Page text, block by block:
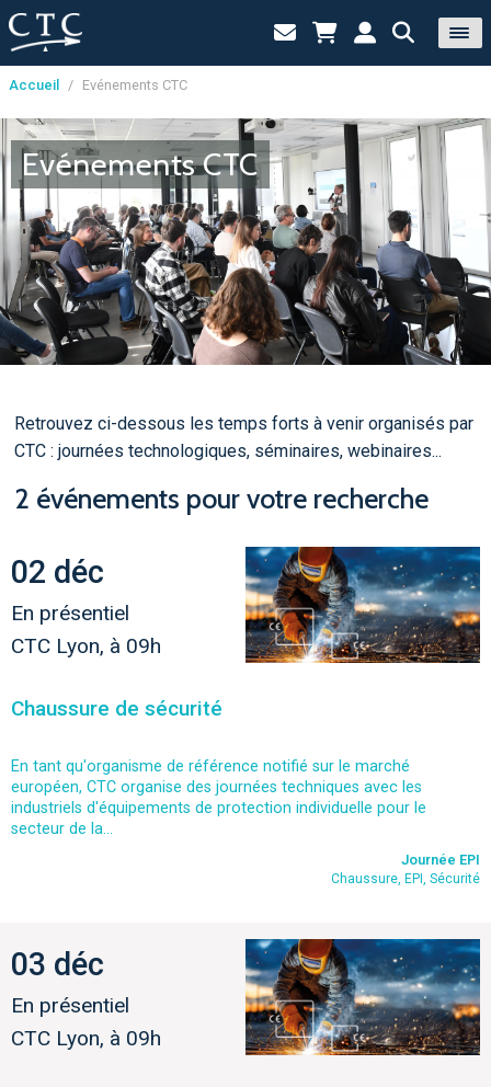
Panneau de gestion des cookies
Accueil / Evénements CTC
Evénements CTC
Retrouvez ci-dessous les temps forts à venir organisés par
CTC : journées technologiques, séminaires, webinaires...
2 événements pour votre recherche
02 déc
En présentiel
CTC Lyon, à 09h
Chaussure de sécurité
En tant qu'organisme de référence notifié sur le marché
européen, CTC organise des journées techniques avec les
industriels d'équipements de protection individuelle pour le
secteur de la...
Journée EPI
Chaussure, EPI, Sécurité
03 déc
En présentiel
CTC Lyon, à 09h